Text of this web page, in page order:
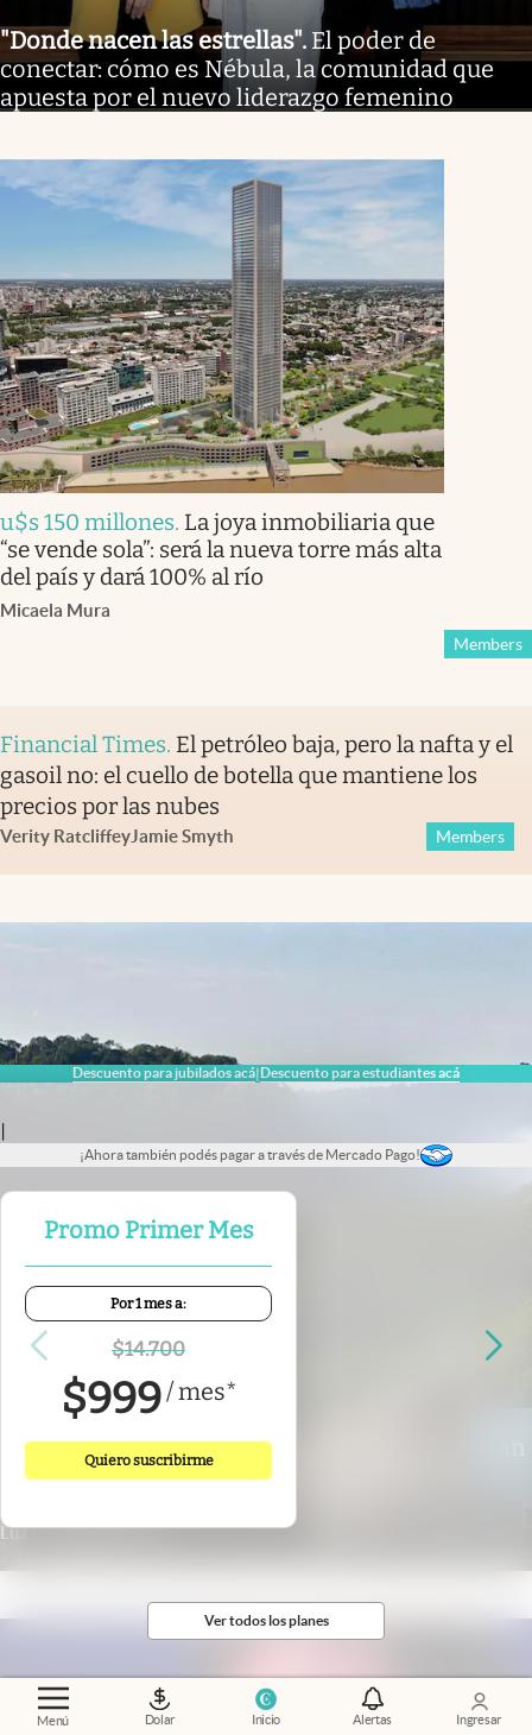
Menú Dolar Inicio Alertas Ingresar
Descuento para jubilados acá|Descuento para estudiantes acá
|
¡Ahora también podés pagar a través de Mercado Pago!
Promo Primer Mes
Por 1 mes a:
$14.700
$999/mes*
Quiero suscribirme
Ver todos los planes
"Donde nacen las estrellas". El poder de
conectar: cómo es Nébula, la comunidad que
apuesta por el nuevo liderazgo femenino
u$s 150 millones. La joya inmobiliaria que
“se vende sola”: será la nueva torre más alta
del país y dará 100% al río
Micaela Mura
Members
Financial Times. El petróleo baja, pero la nafta y el
gasoil no: el cuello de botella que mantiene los
precios por las nubes
Verity RatcliffeyJamie Smyth Members
Misiones.Escapada de lujo a las Cataratas: Gran
Meliá Iguazú presentó su nueva propuesta
Luz De Sousa Quintas